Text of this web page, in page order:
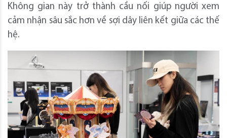
Không gian này trở thành cầu nối giúp người xem
cảm nhận sâu sắc hơn về sợi dây liên kết giữa các thế
hệ.